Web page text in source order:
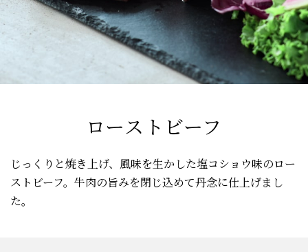
ローストビーフ
じっくりと焼き上げ、風味を生かした塩コショウ味のロー
ストビーフ。 牛肉の旨みを閉じ込めて丹念に仕上げまし
た。